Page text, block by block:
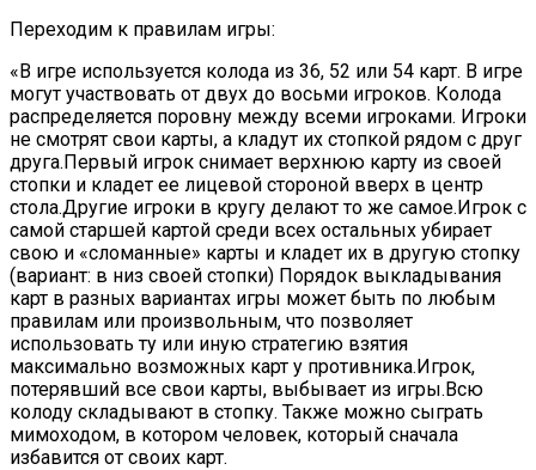
Переходим к правилам игры:
«В игре используется колода из 36, 52 или 54 карт. В игре
могут участвовать от двух до восьми игроков. Колода
распределяется поровну между всеми игроками. Игроки
не смотрят свои карты, а кладут их стопкой рядом с друг
друга.Первый игрок снимает верхнюю карту из своей
стопки и кладет ее лицевой стороной вверх в центр
стола.Другие игроки в кругу делают то же самое.Игрок с
самой старшей картой среди всех остальных убирает
свою и «сломанные» карты и кладет их в другую стопку
(вариант: в низ своей стопки) Порядок выкладывания
карт в разных вариантах игры может быть по любым
правилам или произвольным, что позволяет
использовать ту или иную стратегию взятия
максимально возможных карт у противника.Игрок,
потерявший все свои карты, выбывает из игры.Всю
колоду складывают в стопку. Также можно сыграть
мимоходом, в котором человек, который сначала
избавится от своих карт.